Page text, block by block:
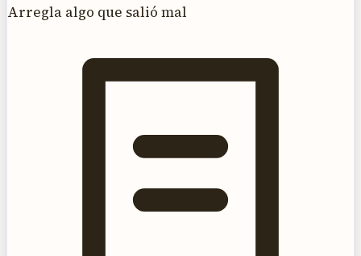
Arregla algo que salió mal